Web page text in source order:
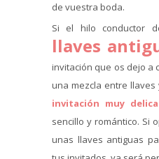
de vuestra boda.
Si el hilo conductor
llaves
invitación que os dejo a
una mezcla entre llaves
invitación muy
sencillo y romántico. Si
unas llaves antiguas